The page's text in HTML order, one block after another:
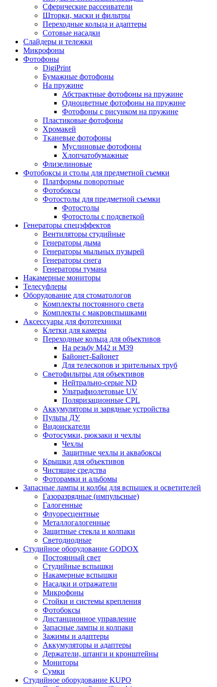
Сферические рассеиватели
Шторки, маски и фильтры
Переходные кольца и адаптеры
Сотовые насадки
Слайдеры и тележки
Микрофоны
Фотофоны
DigiPrint
Бумажные фотофоны
На пружине
Абстрактные фотофоны на пружине
Одноцветные фотофоны на пружине
Фотофоны с рисунком на пружине
Пластиковые фотофоны
Хромакей
Тканевые фотофоны
Муслиновые фотофоны
Хлопчатобумажные
Флизелиновые
Фотобоксы и столы для предметной съемки
Платформы поворотные
Фотобоксы
Фотостолы для предметной съемки
Фотостолы
Фотостолы с подсветкой
Генераторы спецэффектов
Вентиляторы студийные
Генераторы дыма
Генераторы мыльных пузырей
Генераторы снега
Генераторы тумана
Накамерные мониторы
Телесуфлеры
Оборудование для стоматологов
Комплекты постоянного света
Комплекты с макровспышками
Аксессуары для фототехники
Клетки для камеры
Переходные кольца для объективов
На резьбу М42 и М39
Байонет-Байонет
Для телескопов и зрительных труб
Светофильтры для объективов
Нейтрально-серые ND
Ультрафиолетовые UV
Поляризационные CPL
Аккумуляторы и зарядные устройства
Пульты ДУ
Видоискатели
Фотосумки, рюкзаки и чехлы
Чехлы
Защитные чехлы и аквабоксы
Крышки для объективов
Чистящие средства
Фоторамки и альбомы
Запасные лампы и колбы для вспышек и осветителей
Газоразрядные (импульсные)
Галогенные
Флуоресцентные
Металлогалогенные
Защитные стекла и колпаки
Светодиодные
Студийное оборудование GODOX
Постоянный свет
Студийные вспышки
Накамерные вспышки
Насадки и отражатели
Микрофоны
Стойки и системы крепления
Фотобоксы
Дистанционное управление
Запасные лампы и колпаки
Зажимы и адаптеры
Аккумуляторы и адаптеры
Держатели, штанги и кронштейны
Мониторы
Сумки
Студийное оборудование KUPO